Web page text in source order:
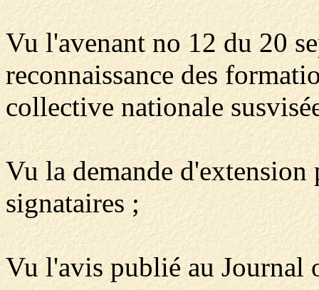
Vu l'avenant no 12 du 20
reconnaissance des
collective nationale
Vu la demande d'extension
signataires ;
Vu l'avis publié au Journal